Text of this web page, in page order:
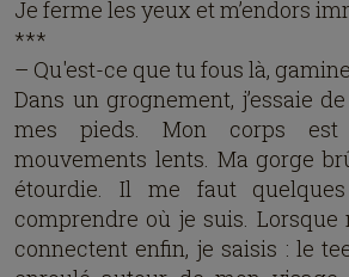
Je ferme les yeux et m’endors
***
– Qu'est-ce que tu fous là,
Dans un grognement, j’essaie
mes pieds. Mon corps
mouvements lents. Ma gorge
étourdie. Il me faut
comprendre où je suis. Lorsque
connectent enfin, je saisis : le